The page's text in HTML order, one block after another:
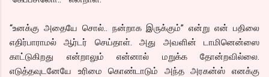
“உனக்கு அதையே சொல்.. நன்றாக இருக்கும்” என்று என் பதிலை
எதிர்பாராமல் ஆர்டர் செய்தாள். அது அவளின் டாமினென்ஸை
காட்டுகிறது என்றாலும் என்னால் மறுக்க தோன்றவில்லை.
எடுத்தவுடனேயே உரிமை கொண்டாடும் அந்த அரகன்ஸ் எனக்கு